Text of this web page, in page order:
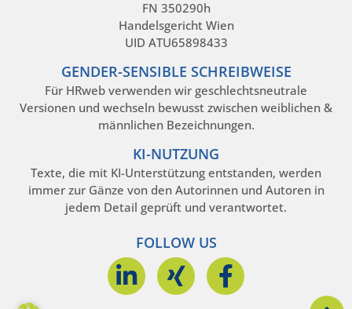
FN 350290h
Handelsgericht Wien
UID ATU65898433
GENDER-SENSIBLE SCHREIBWEISE
Für HRweb verwenden wir geschlechtsneutrale
Versionen und wechseln bewusst zwischen weiblichen &
männlichen Bezeichnungen.
KI-NUTZUNG
Texte, die mit KI-Unterstützung entstanden, werden
immer zur Gänze von den Autorinnen und Autoren in
jedem Detail geprüft und verantwortet.
FOLLOW US